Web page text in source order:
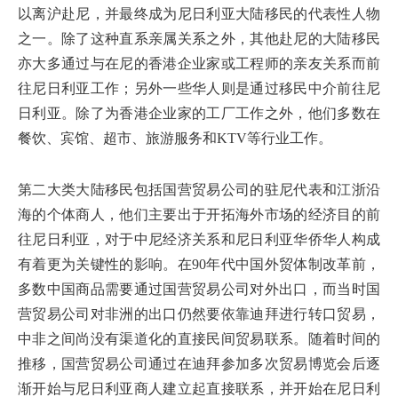
以离沪赴尼，并最终成为尼日利亚大陆移民的代表性人物
之一。除了这种直系亲属关系之外，其他赴尼的大陆移民
亦大多通过与在尼的香港企业家或工程师的亲友关系而前
往尼日利亚工作；另外一些华人则是通过移民中介前往尼
日利亚。除了为香港企业家的工厂工作之外，他们多数在
餐饮、宾馆、超市、旅游服务和KTV等行业工作。
第二大类大陆移民包括国营贸易公司的驻尼代表和江浙沿
海的个体商人，他们主要出于开拓海外市场的经济目的前
往尼日利亚，对于中尼经济关系和尼日利亚华侨华人构成
有着更为关键性的影响。在90年代中国外贸体制改革前，
多数中国商品需要通过国营贸易公司对外出口，而当时国
营贸易公司对非洲的出口仍然要依靠迪拜进行转口贸易，
中非之间尚没有渠道化的直接民间贸易联系。随着时间的
推移，国营贸易公司通过在迪拜参加多次贸易博览会后逐
渐开始与尼日利亚商人建立起直接联系，并开始在尼日利